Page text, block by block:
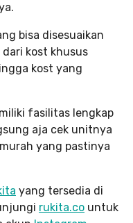
bisa disesuaikan
kost khusus
kost yang
fasilitas lengkap
aja cek unitnya
yang pastinya
yang tersedia di
rukita.co untuk